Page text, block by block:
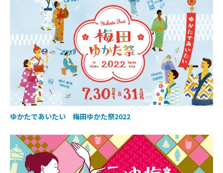
ゆかたであいたい 梅田ゆかた祭2022